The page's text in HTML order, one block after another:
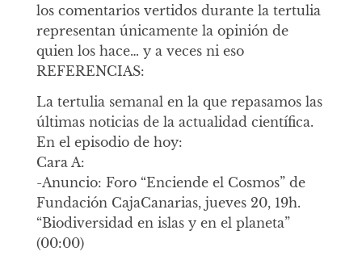
los comentarios vertidos durante la tertulia
representan únicamente la opinión de
quien los hace… y a veces ni eso
REFERENCIAS:
La tertulia semanal en la que repasamos las
últimas noticias de la actualidad científica.
En el episodio de hoy:
Cara A:
-Anuncio: Foro “Enciende el Cosmos” de
Fundación CajaCanarias, jueves 20, 19h.
“Biodiversidad en islas y en el planeta”
(00:00)